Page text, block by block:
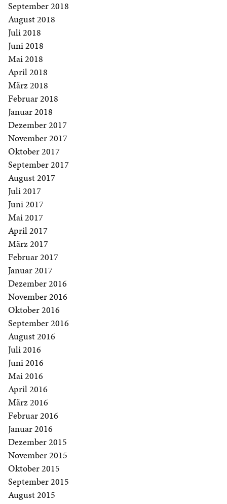
September 2018
August 2018
Juli 2018
Juni 2018
Mai 2018
April 2018
März 2018
Februar 2018
Januar 2018
Dezember 2017
November 2017
Oktober 2017
September 2017
August 2017
Juli 2017
Juni 2017
Mai 2017
April 2017
März 2017
Februar 2017
Januar 2017
Dezember 2016
November 2016
Oktober 2016
September 2016
August 2016
Juli 2016
Juni 2016
Mai 2016
April 2016
März 2016
Februar 2016
Januar 2016
Dezember 2015
November 2015
Oktober 2015
September 2015
August 2015